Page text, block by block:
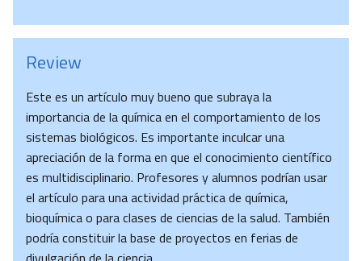
Review
Este es un artículo muy bueno que subraya la
importancia de la química en el comportamiento de los
sistemas biológicos. Es importante inculcar una
apreciación de la forma en que el conocimiento científico
es multidisciplinario. Profesores y alumnos podrían usar
el artículo para una actividad práctica de química,
bioquímica o para clases de ciencias de la salud. También
podría constituir la base de proyectos en ferias de